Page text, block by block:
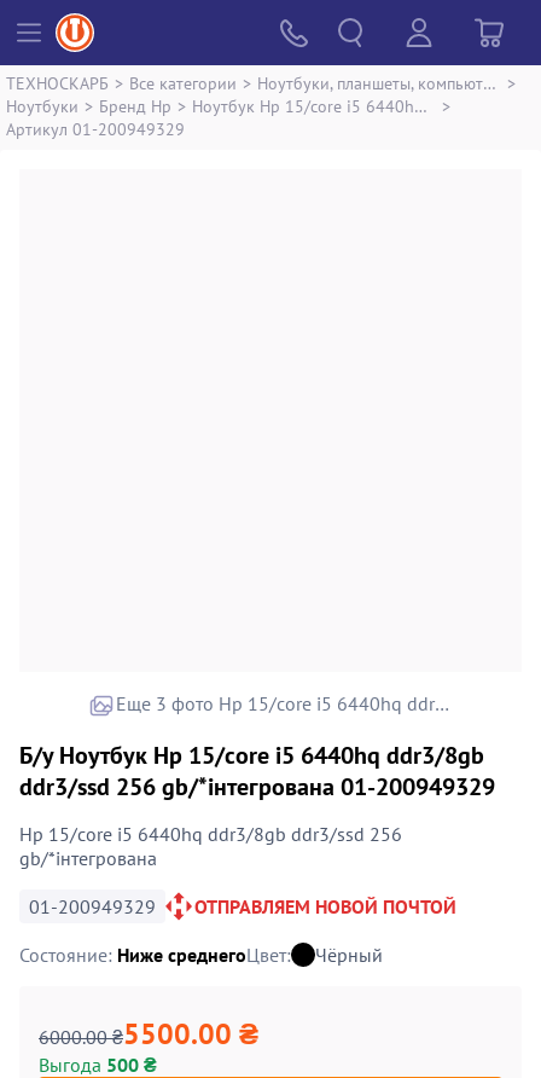
ТЕХНОСКАРБ > Все категории > Ноутбуки, планшеты, компьютеры >
Ноутбуки > Бренд Hp > Ноутбук Hp 15/core i5 6440hq ddr3/8gb ddr3/ssd 256 gb/*інтегрована
>
Артикул 01-200949329
Еще 3 фото Hp 15/core i5 6440hq ddr3/8gb ddr3/ssd 256 gb/*інтегрована
Б/у Ноутбук Hp 15/core i5 6440hq ddr3/8gb
ddr3/ssd 256 gb/*інтегрована 01-200949329
Hp 15/core i5 6440hq ddr3/8gb ddr3/ssd 256
gb/*інтегрована
01-200949329
ОТПРАВЛЯЕМ НОВОЙ ПОЧТОЙ
Состояние: Ниже среднегоЦвет: Чёрный
6000.00 ₴5500.00 ₴
Выгода 500 ₴